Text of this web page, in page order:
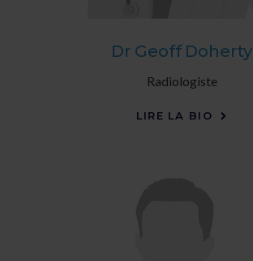
Dr Geoff Doherty
Radiologiste
LIRE LA BIO